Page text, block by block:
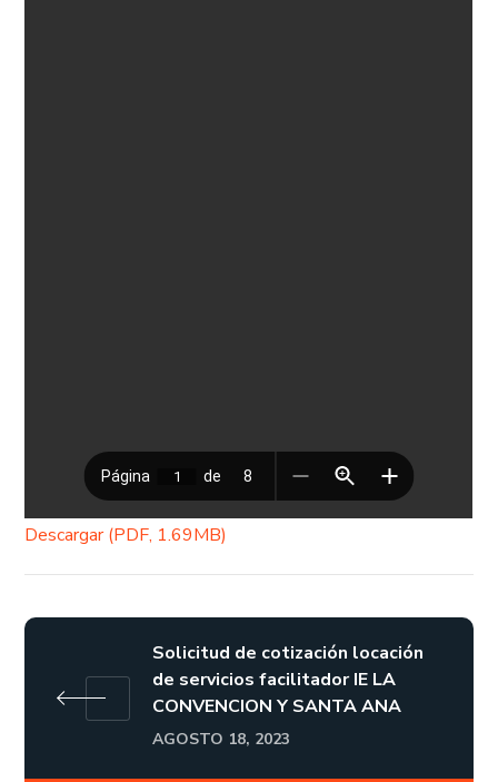
Descargar (PDF, 1.69MB)
Solicitud de cotización locación
de servicios facilitador IE LA
CONVENCION Y SANTA ANA
AGOSTO 18, 2023